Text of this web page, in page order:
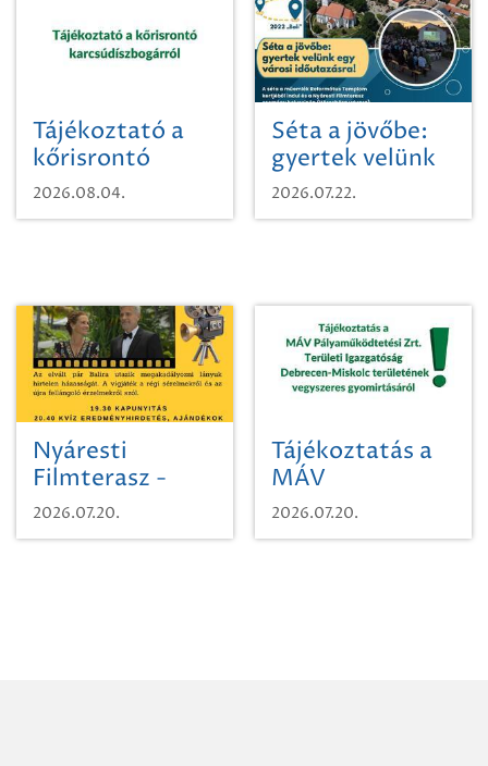
Tájékoztató a
kőrisrontó
karcsúdíszbogárról
2026.08.04.
Séta a jövőbe:
gyertek velünk
egy városi
időutazásra!
2026.07.22.
Nyáresti
Filmterasz -
Beugró a
Paradicsomba
2026.07.20.
Tájékoztatás a
MÁV
Pályaműködtetési
Zrt. Területi
2026.07.20.